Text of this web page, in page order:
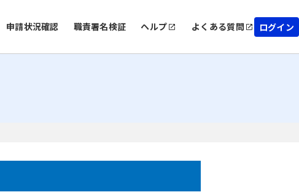
申請状況確認 職責署名検証 ヘルプ よくある質問 ログイン